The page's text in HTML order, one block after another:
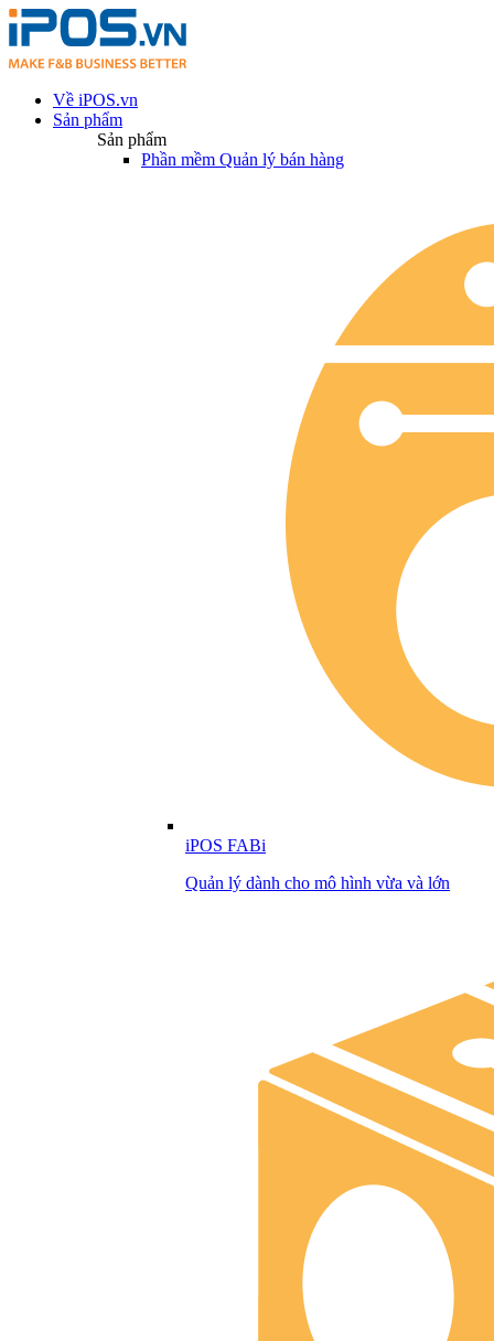
Về iPOS.vn
Sản phẩm
Sản phẩm
Phần mềm Quản lý bán hàng
iPOS FABi
Quản lý dành cho mô hình vừa và lớn